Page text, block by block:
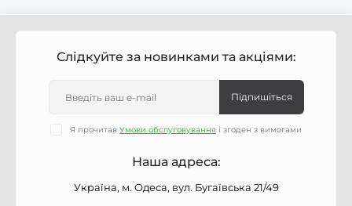
Слідкуйте за новинками та акціями:
Підпишіться
Я прочитав Умови обслуговування і згоден з вимогами
Наша адреса:
Україна, м. Одеса, вул. Бугаївська 21/49